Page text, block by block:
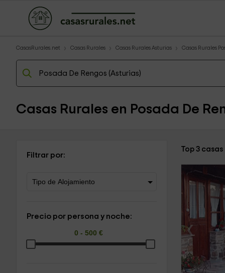
CasasRurales.net Casas Rurales Casas Rurales Asturias Casas Rurales
Casas Rurales en Posada De
Filtrar por:
Precio por persona y noche:
Top 3
‹